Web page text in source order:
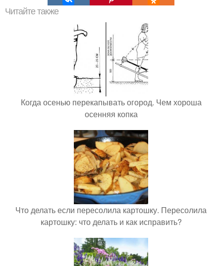
Читайте также
Когда осенью перекапывать огород. Чем хороша
осенняя копка
Что делать если пересолила картошку. Пересолила
картошку: что делать и как исправить?